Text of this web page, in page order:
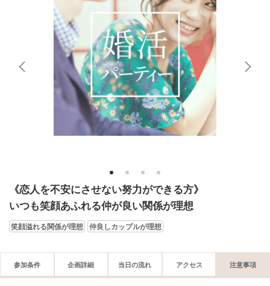
1 2 3 4
《恋人を不安にさせない努力ができる方》
いつも笑顔あふれる仲が良い関係が理想
笑顔溢れる関係が理想 仲良しカップルが理想
参加条件 企画詳細 当日の流れ アクセス 注意事項